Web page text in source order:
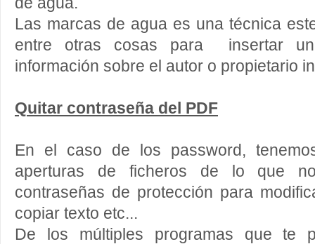
Las marcas de agua es una técnica
entre otras cosas para insertar
información sobre el autor o propietario
Quitar contraseña del PDF
En el caso de los password,
aperturas de ficheros de lo que
contraseñas de protección para
copiar texto etc...
De los múltiples programas que te